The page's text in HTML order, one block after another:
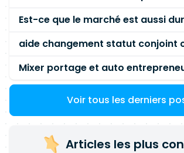
Voir tous les derniers
Articles les plus